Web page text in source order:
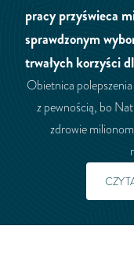
pracy przyświeca
sprawdzonym
trwałych korzyści
Obietnica
z pewnością, bo
zdrowie